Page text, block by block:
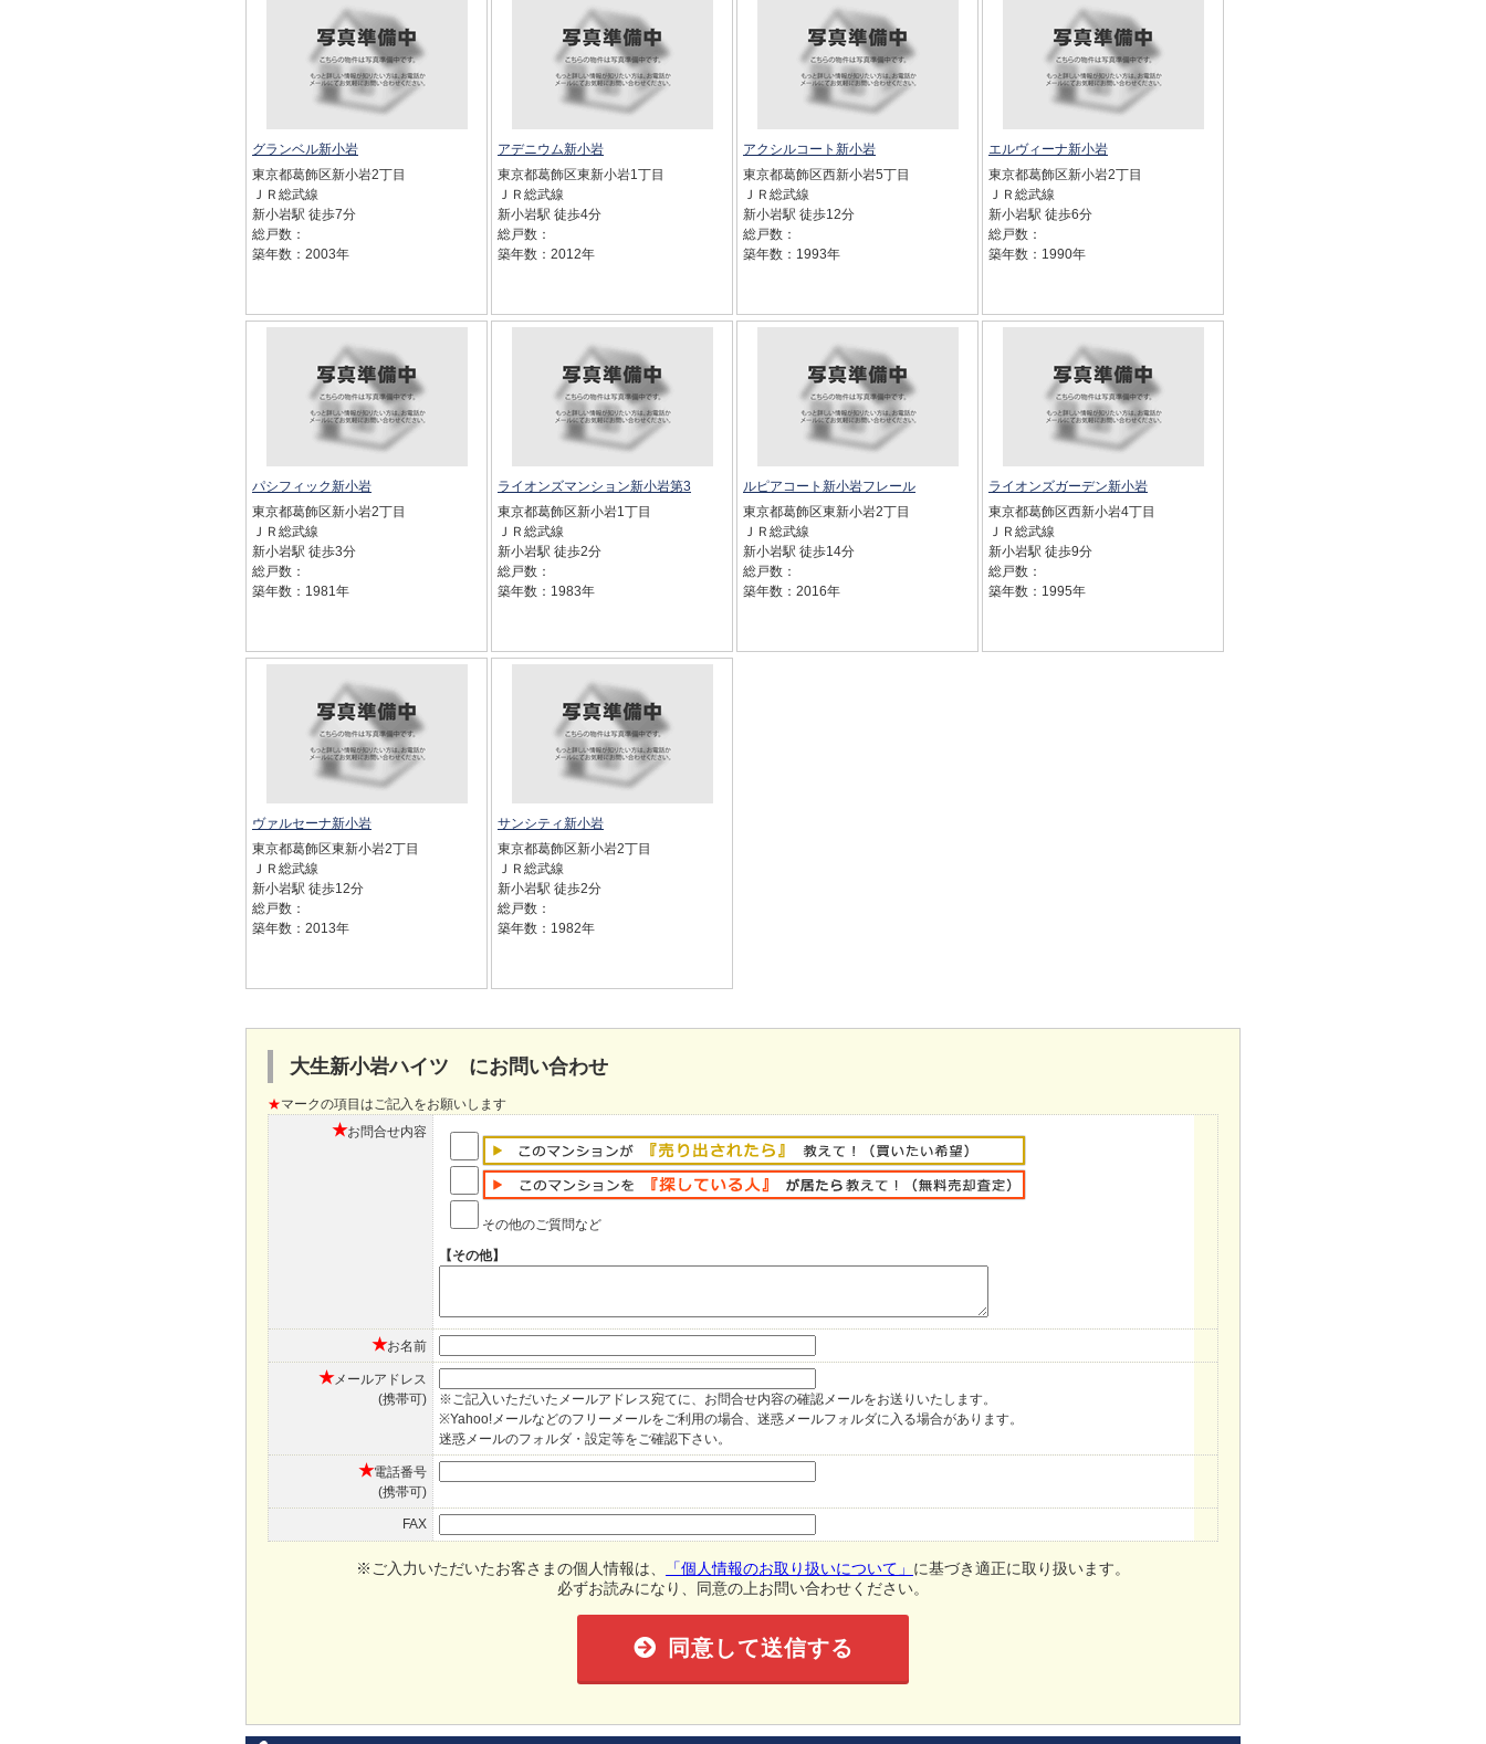
グランベル新小岩
東京都葛飾区新小岩2丁目
ＪＲ総武線
新小岩駅 徒歩7分
総戸数：
築年数：2003年
アデニウム新小岩
東京都葛飾区東新小岩1丁目
ＪＲ総武線
新小岩駅 徒歩4分
総戸数：
築年数：2012年
アクシルコート新小岩
東京都葛飾区西新小岩5丁目
ＪＲ総武線
新小岩駅 徒歩12分
総戸数：
築年数：1993年
エルヴィーナ新小岩
東京都葛飾区新小岩2丁目
ＪＲ総武線
新小岩駅 徒歩6分
総戸数：
築年数：1990年
パシフィック新小岩
東京都葛飾区新小岩2丁目
ＪＲ総武線
新小岩駅 徒歩3分
総戸数：
築年数：1981年
ライオンズマンション新小岩第3
東京都葛飾区新小岩1丁目
ＪＲ総武線
新小岩駅 徒歩2分
総戸数：
築年数：1983年
ルピアコート新小岩フレール
東京都葛飾区東新小岩2丁目
ＪＲ総武線
新小岩駅 徒歩14分
総戸数：
築年数：2016年
ライオンズガーデン新小岩
東京都葛飾区西新小岩4丁目
ＪＲ総武線
新小岩駅 徒歩9分
総戸数：
築年数：1995年
ヴァルセーナ新小岩
東京都葛飾区東新小岩2丁目
ＪＲ総武線
新小岩駅 徒歩12分
総戸数：
築年数：2013年
サンシティ新小岩
東京都葛飾区新小岩2丁目
ＪＲ総武線
新小岩駅 徒歩2分
総戸数：
築年数：1982年
大生新小岩ハイツ にお問い合わせ
★マークの項目はご記入をお願いします
★お問合せ内容
その他のご質問など
【その他】
★お名前
★メールアドレス
(携帯可)
※ご記入いただいたメールアドレス宛てに、お問合せ内容の確認メールをお送りいたします。
※Yahoo!メールなどのフリーメールをご利用の場合、迷惑メールフォルダに入る場合があります。
迷惑メールのフォルダ・設定等をご確認下さい。
★電話番号
(携帯可)
FAX
※ご入力いただいたお客さまの個人情報は、 「個人情報のお取り扱いについて」 に基づき適正に取り扱います。
必ずお読みになり、同意の上お問い合わせください。
同意して送信する